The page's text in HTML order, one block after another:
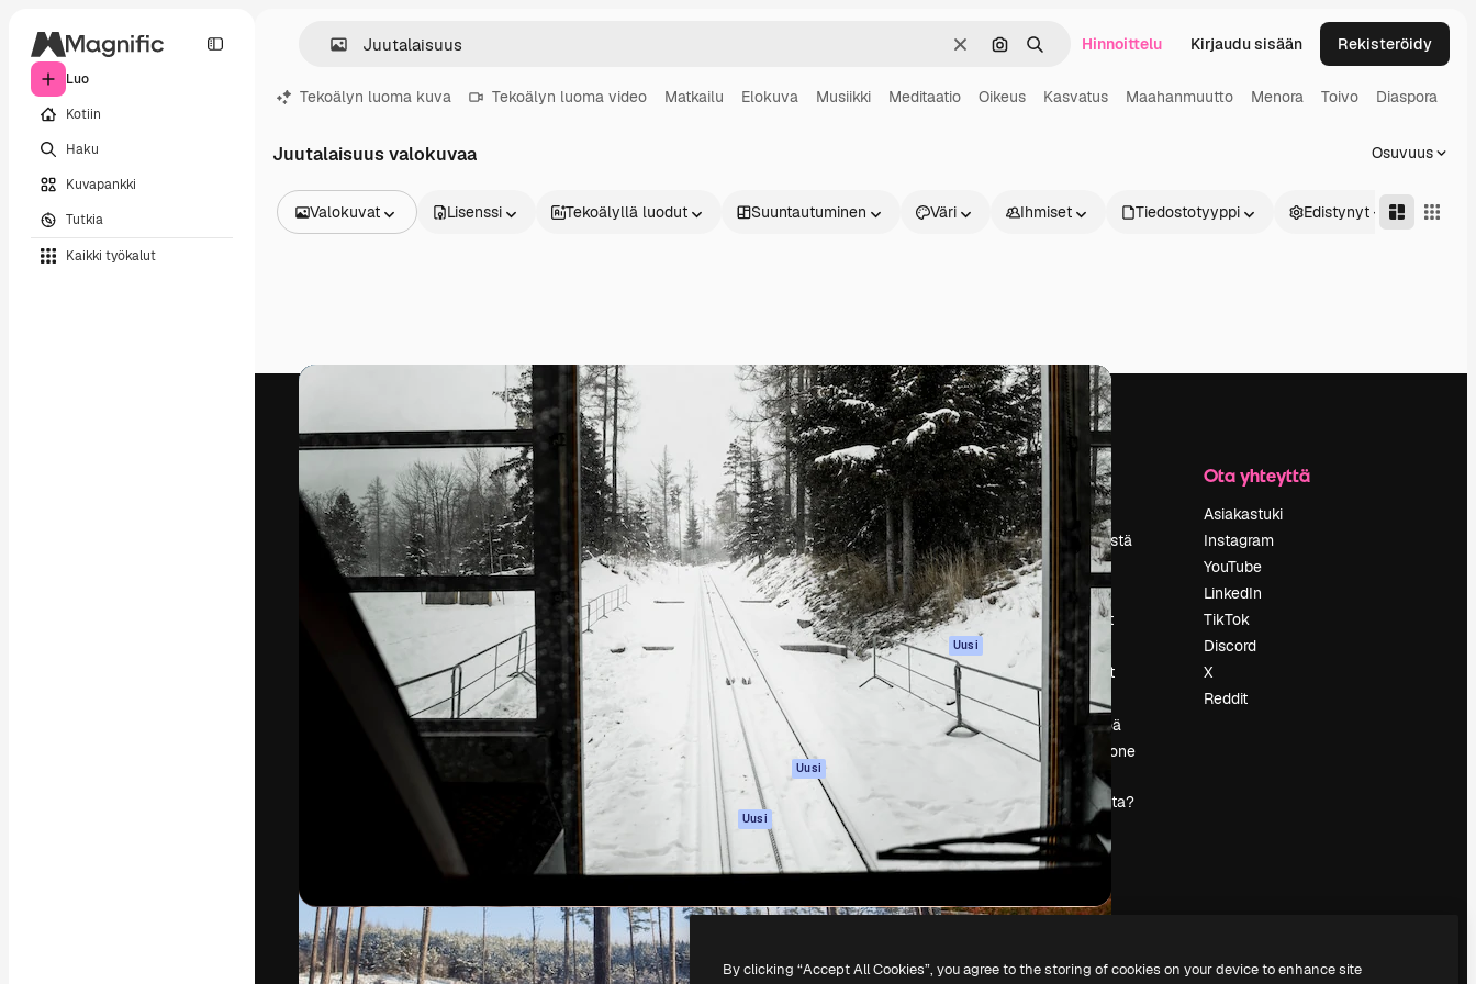
Luo
Kotiin
Haku
Kuvapankki
Tutkia
Kaikki työkalut
SelkeäHae kuvan perusteella
Haku Hinnoittelu Kirjaudu sisään Rekisteröidy
Tekoälyn luoma kuva Tekoälyn luoma video Matkailu Elokuva Musiikki Meditaatio Oikeus Kasvatus Maahanmuutto Menora Toivo Diaspora
Juutalaisuus valokuvaa Osuvuus
Valokuvat
Videot
Videopohjat
Kuvakkeet
Fontit
Lisenssi Tekoälyllä luodut Suuntautuminen Väri Ihmiset Tiedostotyyppi Edistynyt
Luova alusta parhaiden töidesi
toteuttamiseen. Yli miljoona tilaajaa
luovien alojen ammattilaisten, yritysten,
toimistojen ja studioiden joukossa.
Suomi
Tuotteet
Spaces
Tekoälyavustaja
Tekoälyllä toimiva
kuvageneraattori
Tekoälyllä toimiva
videogeneraattori
Tekoälyllä toimiva
äänigeneraattori
Kuvapankkisisältö
MCP
Claudelle ja
ChatGPT:lle
Uusi
Agentit Uusi
API
Mobiilisovellus
työkalut
Aloita
Academy
Dokumentaatio
Tuki
Käyttöehdot
Tietosuojakäytäntö
Alkuperäiset
Uusi
Evästepolitiikka
Luottamuskeskus
Yritys
Hinnoittelu
Tietoja meistä
Reviews
Urat
Hakutrendit
Blogi
Tapahtumat
Slidesgo
Myy sisältöä
Lehdistöhuone
Etsitkö
magnific.ai:ta?
Ota yhteyttä
Asiakastuki
Instagram
YouTube
LinkedIn
TikTok
Discord
X
Reddit
By clicking “Accept All Cookies”, you agree to the storing of cookies on your device to enhance site